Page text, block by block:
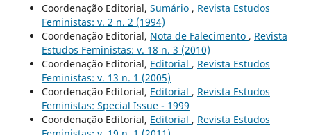
Coordenação Editorial, Sumário , Revista Estudos
Feministas: v. 2 n. 2 (1994)
Coordenação Editorial, Nota de Falecimento , Revista
Estudos Feministas: v. 18 n. 3 (2010)
Coordenação Editorial, Editorial , Revista Estudos
Feministas: v. 13 n. 1 (2005)
Coordenação Editorial, Editorial , Revista Estudos
Feministas: Special Issue - 1999
Coordenação Editorial, Editorial , Revista Estudos